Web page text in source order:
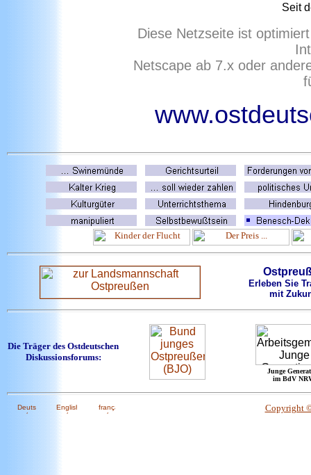
Seit
Diese Netzseite ist
Netscape ab 7.x oder
Erleben Sie
mit
Die Träger des Ostdeutschen
Diskussionsforums:
Junge
im BdV
Copyright